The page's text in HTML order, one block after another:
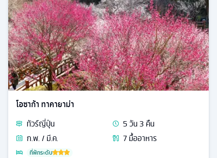
โอซาก้า ทาคายาม่า
ทัวร์ญี่ปุ่น 5วัน3 คืน
ก.พ. / มี.ค.
7มื้ออาหาร
ที่พักระดับ